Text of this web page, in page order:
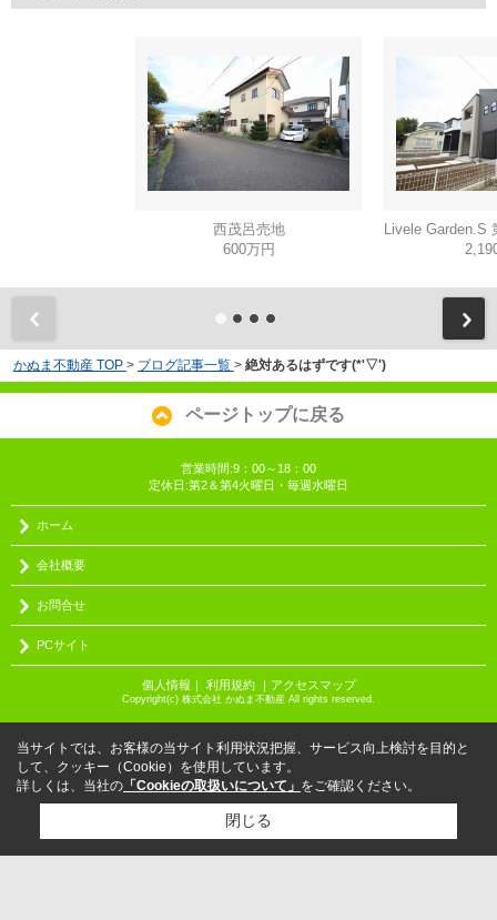
西茂呂売地
600万円
かぬま不動産 TOP > ブログ記事一覧 > 絶対あるはずです(*'▽')
ページトップに戻る
営業時間:9：00～18：00
定休日:第2＆第4火曜日・毎週水曜日
ホーム
会社概要
お問合せ
PCサイト
個人情報 ｜ 利用規約｜ アクセスマップ
Copyright(c) 株式会社 かぬま不動産 All rights reserved.
当サイトでは、お客様の当サイト利用状況把握、サービス向上検討を目的と
して、クッキー（Cookie）を使用しています。
詳しくは、当社の 「Cookieの取扱いについて」 をご確認ください。
閉じる